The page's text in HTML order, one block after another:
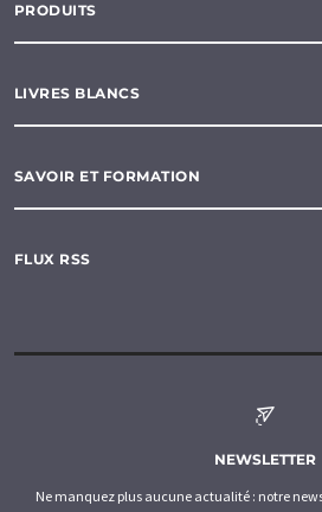
PRODUITS
LIVRES BLANCS
SAVOIR ET FORMATION
FLUX RSS
NEWSLETTER
Ne manquez plus aucune actualité : notre